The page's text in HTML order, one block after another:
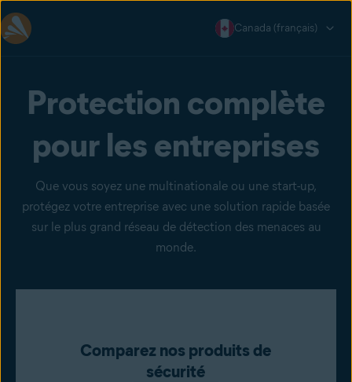
Canada (français)
Protection complète
pour les entreprises
Que vous soyez une multinationale ou une start-up,
protégez votre entreprise avec une solution rapide basée
sur le plus grand réseau de détection des menaces au
monde.
Comparez nos produits de
sécurité